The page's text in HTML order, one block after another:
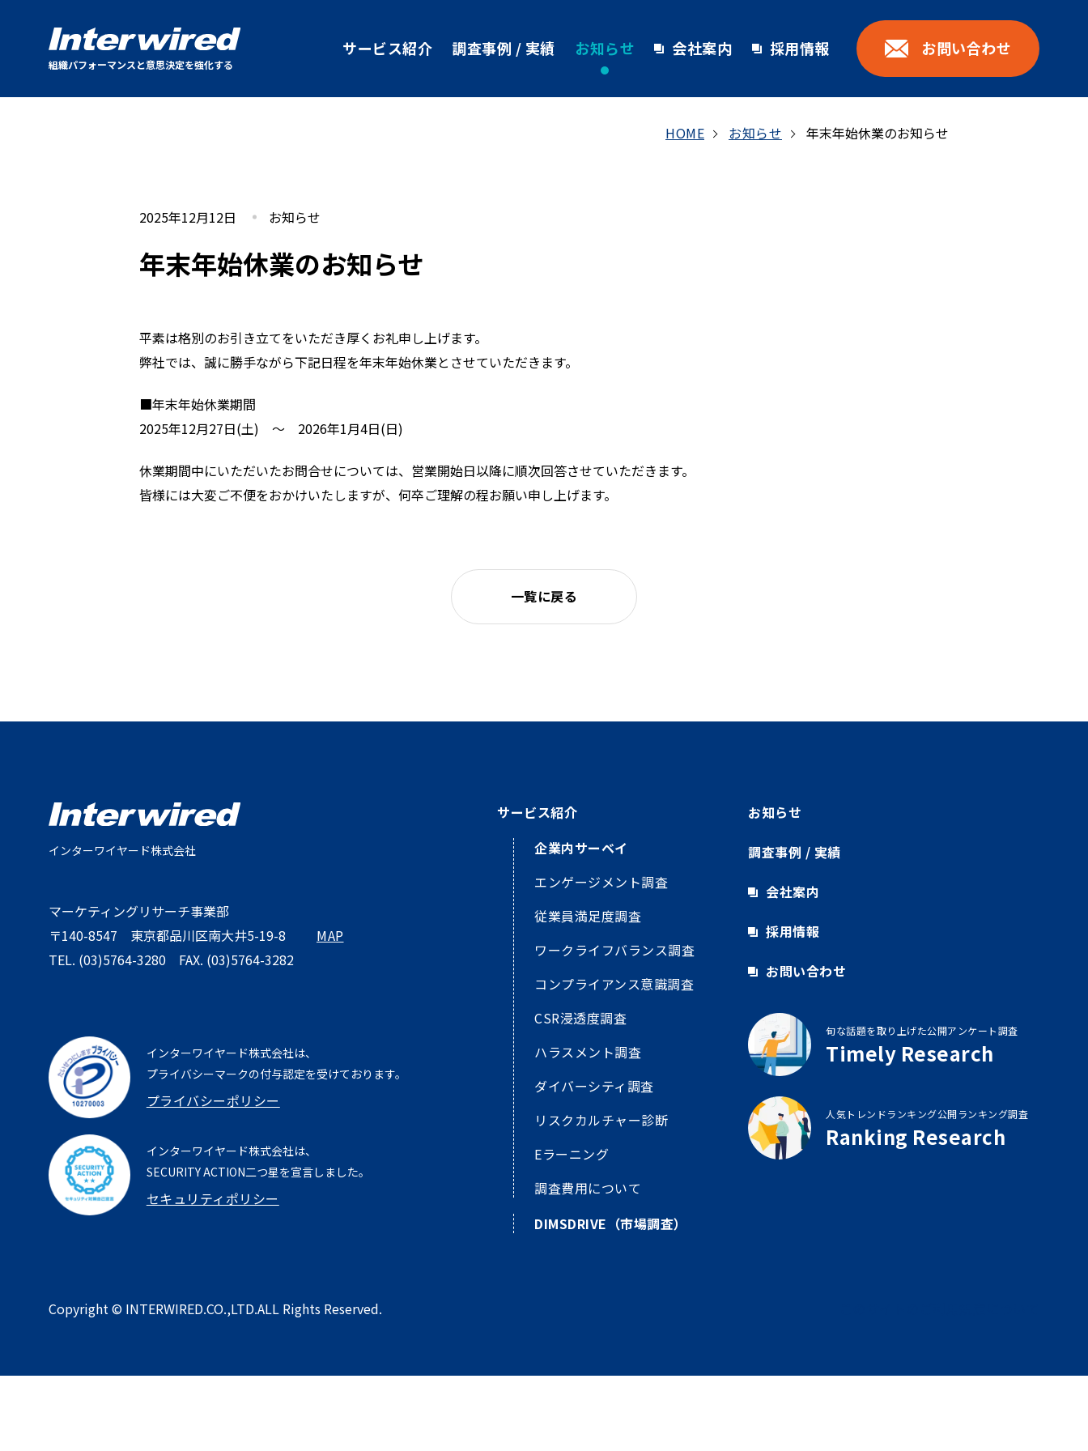
組織パフォーマンスと意思決定を強化する
サービス紹介 調査事例 / 実績 お知らせ 会社案内 採用情報 お問い合わせ
HOME お知らせ 年末年始休業のお知らせ
2025年12月12日 お知らせ
年末年始休業のお知らせ
平素は格別のお引き立てをいただき厚くお礼申し上げます。
弊社では、誠に勝手ながら下記日程を年末年始休業とさせていただきます。
■年末年始休業期間
2025年12月27日(土) ～ 2026年1月4日(日)
休業期間中にいただいたお問合せについては、営業開始日以降に順次回答させていただきます。
皆様には大変ご不便をおかけいたしますが、何卒ご理解の程お願い申し上げます。
一覧に戻る
インターワイヤード株式会社
マーケティングリサーチ事業部
〒140-8547 東京都品川区南大井5-19-8
MAP
TEL. (03)5764-3280 FAX. (03)5764-3282
インターワイヤード株式会社は、
プライバシーマークの付与認定を受けております。
プライバシーポリシー
インターワイヤード株式会社は、
SECURITY ACTION二つ星を宣言しました。
セキュリティポリシー
サービス紹介
企業内サーベイ
エンゲージメント調査
従業員満足度調査
ワークライフバランス調査
コンプライアンス意識調査
CSR浸透度調査
ハラスメント調査
ダイバーシティ調査
リスクカルチャー診断
Eラーニング
調査費用について
DIMSDRIVE（市場調査）
お知らせ
調査事例 / 実績
会社案内
採用情報
お問い合わせ
旬な話題を取り上げた公開アンケート調査
Timely Research
人気トレンドランキング公開ランキング調査
Ranking Research
Copyright © INTERWIRED.CO.,LTD.ALL Rights Reserved.